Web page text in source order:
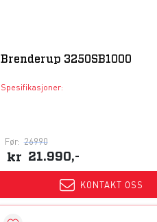
Brenderup 3250SB1000
Spesifikasjoner:
Før: 26990
kr 21.990,-
KONTAKT OSS